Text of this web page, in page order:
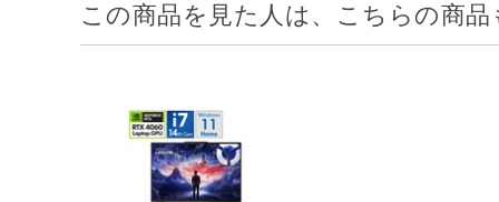
この商品を見た人は、こちらの商